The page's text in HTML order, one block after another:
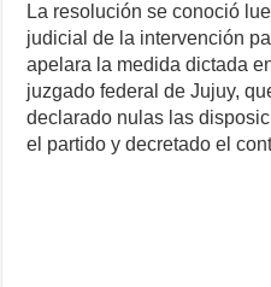
La resolución se conoció
judicial de la intervención
apelara la medida dictada
juzgado federal de Jujuy,
declarado nulas las
el partido y decretado el